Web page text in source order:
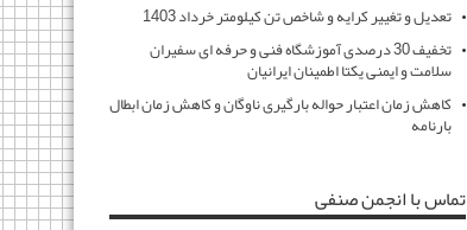
تعدیل و تغییر کرایه و شاخص تن کیلومتر خرداد 1403
تخفیف 30 درصدی آموزشگاه فنی و حرفه ای سفیران
سلامت و ایمنی یکتا اطمینان ایرانیان
کاهش زمان اعتبار حواله بارگیری ناوگان و کاهش زمان ابطال
بارنامه
تماس با انجمن صنفی